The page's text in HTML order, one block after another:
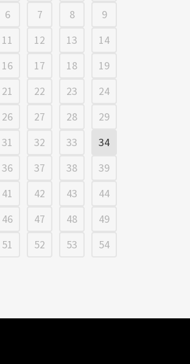
6 7 8
9
11 12 13
14
16 17 18
19
21 22 23
24
26 27 28
29
31 32 33
34
36 37 38
39
41 42 43
44
46 47 48
49
51 52 53 54